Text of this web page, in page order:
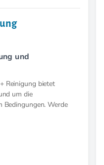
und
Reinigung bietet
um die
Bedingungen. Werde